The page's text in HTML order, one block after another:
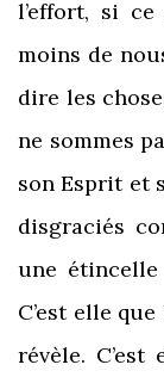
l’effort, si ce
moins de
dire les
ne sommes
son Esprit et
disgraciés
une
C’est elle
révèle.